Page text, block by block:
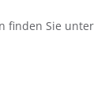
finden Sie unter